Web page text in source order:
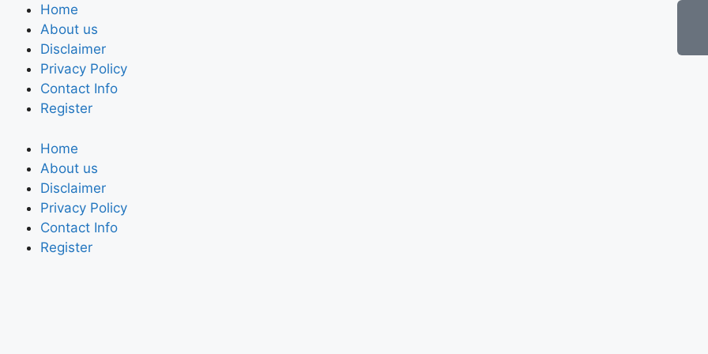
Home
About us
Disclaimer
Privacy Policy
Contact Info
Register
Home
About us
Disclaimer
Privacy Policy
Contact Info
Register